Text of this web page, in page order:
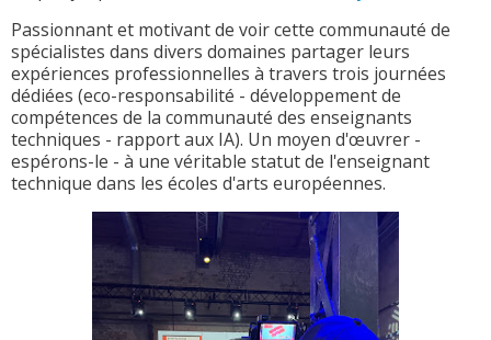
Passionnant et motivant de voir cette communauté de
spécialistes dans divers domaines partager leurs
expériences professionnelles à travers trois journées
dédiées (eco-responsabilité - développement de
compétences de la communauté des enseignants
techniques - rapport aux IA). Un moyen d'œuvrer -
espérons-le - à une véritable statut de l'enseignant
technique dans les écoles d'arts européennes.